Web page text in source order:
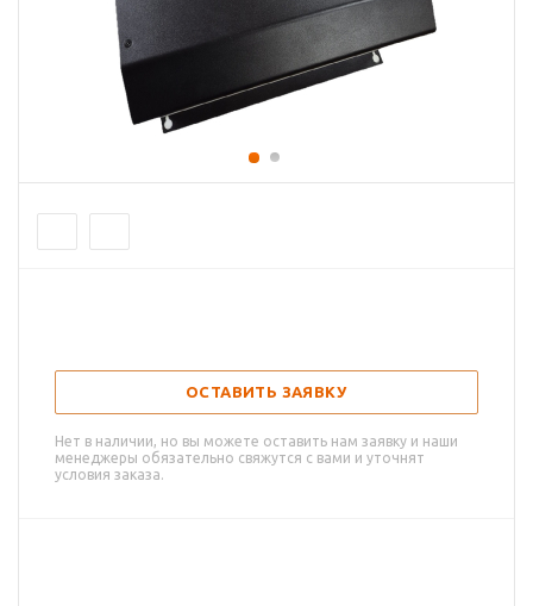
ОСТАВИТЬ ЗАЯВКУ
Нет в наличии, но вы можете оставить нам заявку и наши
менеджеры обязательно свяжутся с вами и уточнят
условия заказа.